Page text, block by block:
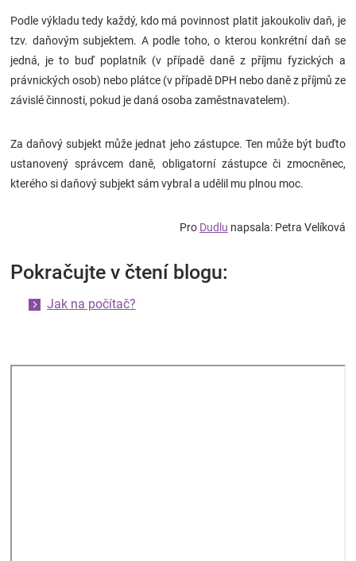
Podle výkladu tedy každý, kdo má povinnost platit jakoukoliv daň, je
tzv. daňovým subjektem. A podle toho, o kterou konkrétní daň se
jedná, je to buď poplatník (v případě daně z příjmu fyzických a
právnických osob) nebo plátce (v případě DPH nebo daně z příjmů ze
závislé činnosti, pokud je daná osoba zaměstnavatelem).
Za daňový subjekt může jednat jeho zástupce. Ten může být buďto
ustanovený správcem daně, obligatorní zástupce či zmocněnec,
kterého si daňový subjekt sám vybral a udělil mu plnou moc.
Pro Dudlu napsala: Petra Velíková
Pokračujte v čtení blogu:
Jak na počítač?